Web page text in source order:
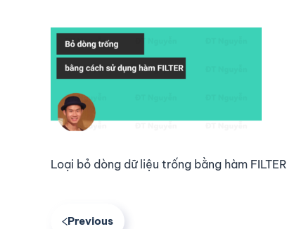
Loại bỏ dòng dữ liệu trống bằng hàm FILTER
Previous